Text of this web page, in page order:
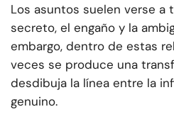
Los asuntos suelen verse a
secreto, el engaño y la
embargo, dentro de estas
veces se produce una
desdibuja la línea entre la
genuino.